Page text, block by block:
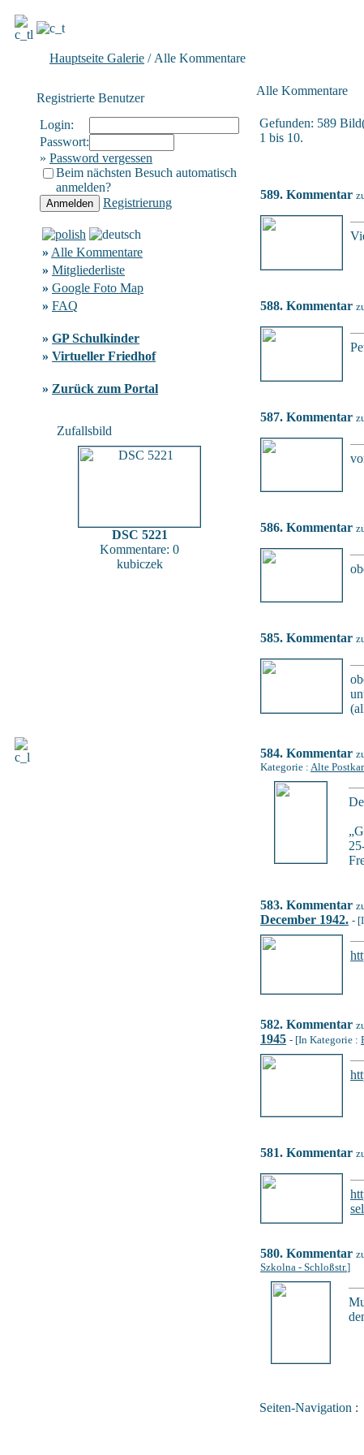
Hauptseite Galerie / Alle Kommentare
Registrierte Benutzer
Login:
Passwort:
» Password vergessen
Beim nächsten Besuch automatisch
anmelden?
Registrierung
» Alle Kommentare
» Mitgliederliste
» Google Foto Map
» FAQ
» GP Schulkinder
» Virtueller Friedhof
» Zurück zum Portal
Zufallsbild
DSC 5221
Kommentare: 0
kubiczek
Alle Kommentare
Gefunden: 589
1 bis 10.
589. Kommentar
588. Kommentar
587. Kommentar
586. Kommentar
585. Kommentar
584. Kommentar
Kategorie : Alte
583. Kommentar
December 1942. -
582. Kommentar
1945 - [In Kategorie :
581. Kommentar
580. Kommentar
Szkolna - Schloßstr.]
Seiten-Navigation :